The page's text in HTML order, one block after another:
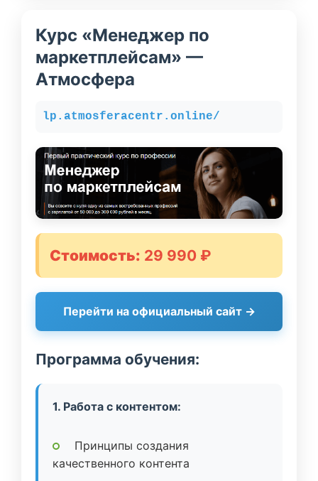
Курс «Менеджер по
маркетплейсам» —
Атмосфера
lp.atmosferacentr.online/
Стоимость: 29 990 ₽
Перейти на официальный сайт →
Программа обучения:
1. Работа с контентом:
Принципы создания
качественного контента